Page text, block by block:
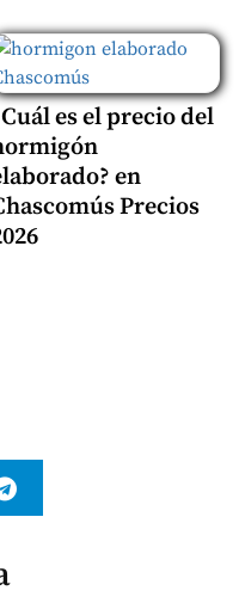
es el precio del
en
Precios